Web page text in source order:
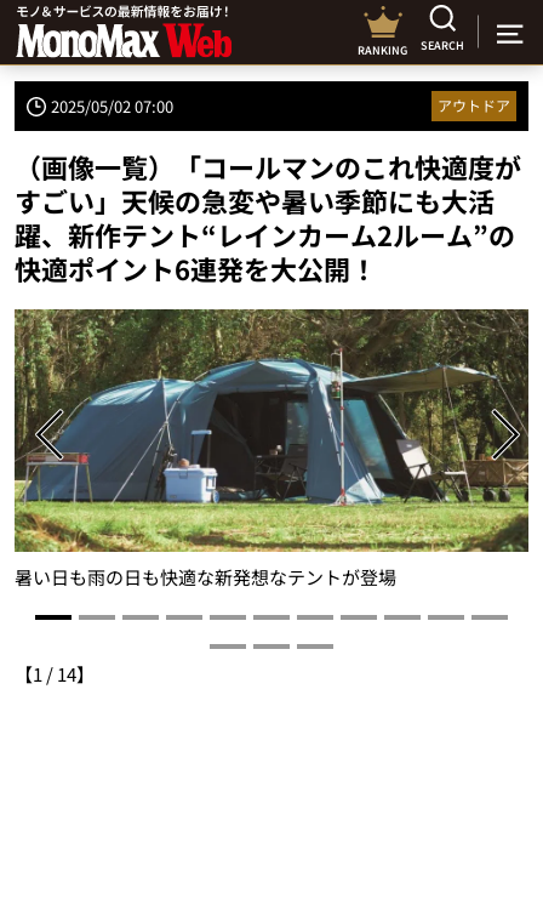
RANKING SEARCH
2025/05/02 07:00 アウトドア
（画像一覧）「コールマンのこれ快適度が
すごい」天候の急変や暑い季節にも大活
躍、新作テント“レインカーム2ルーム”の
快適ポイント6連発を大公開！
暑い日も雨の日も快適な新発想なテントが登場
【1 /14】